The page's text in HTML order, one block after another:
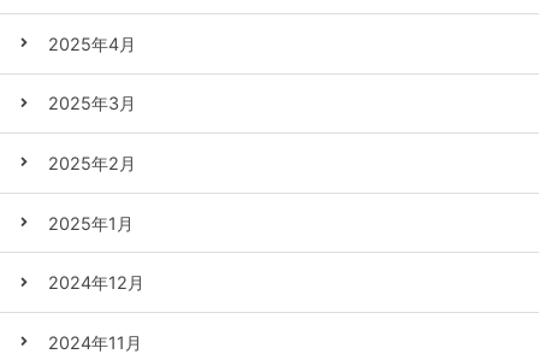
2025年4月
2025年3月
2025年2月
2025年1月
2024年12月
2024年11月